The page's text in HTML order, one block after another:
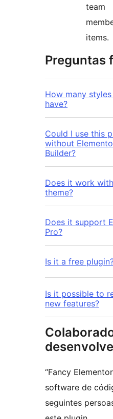
team
items.
Preguntas
How many
have?
Could I use this
without
Builder?
Does it work
theme?
Does it support
Pro?
Is it a free
Is it possible to
new features?
“Fancy
software de
seguintes